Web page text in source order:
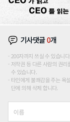
기사댓글0개
200자까지 쓰실 수 있습니
저작권 등 다른 사람의 권
수 있습니다.
타인에게 불쾌감을 주는 욕
단에 의해 삭제 합니다.